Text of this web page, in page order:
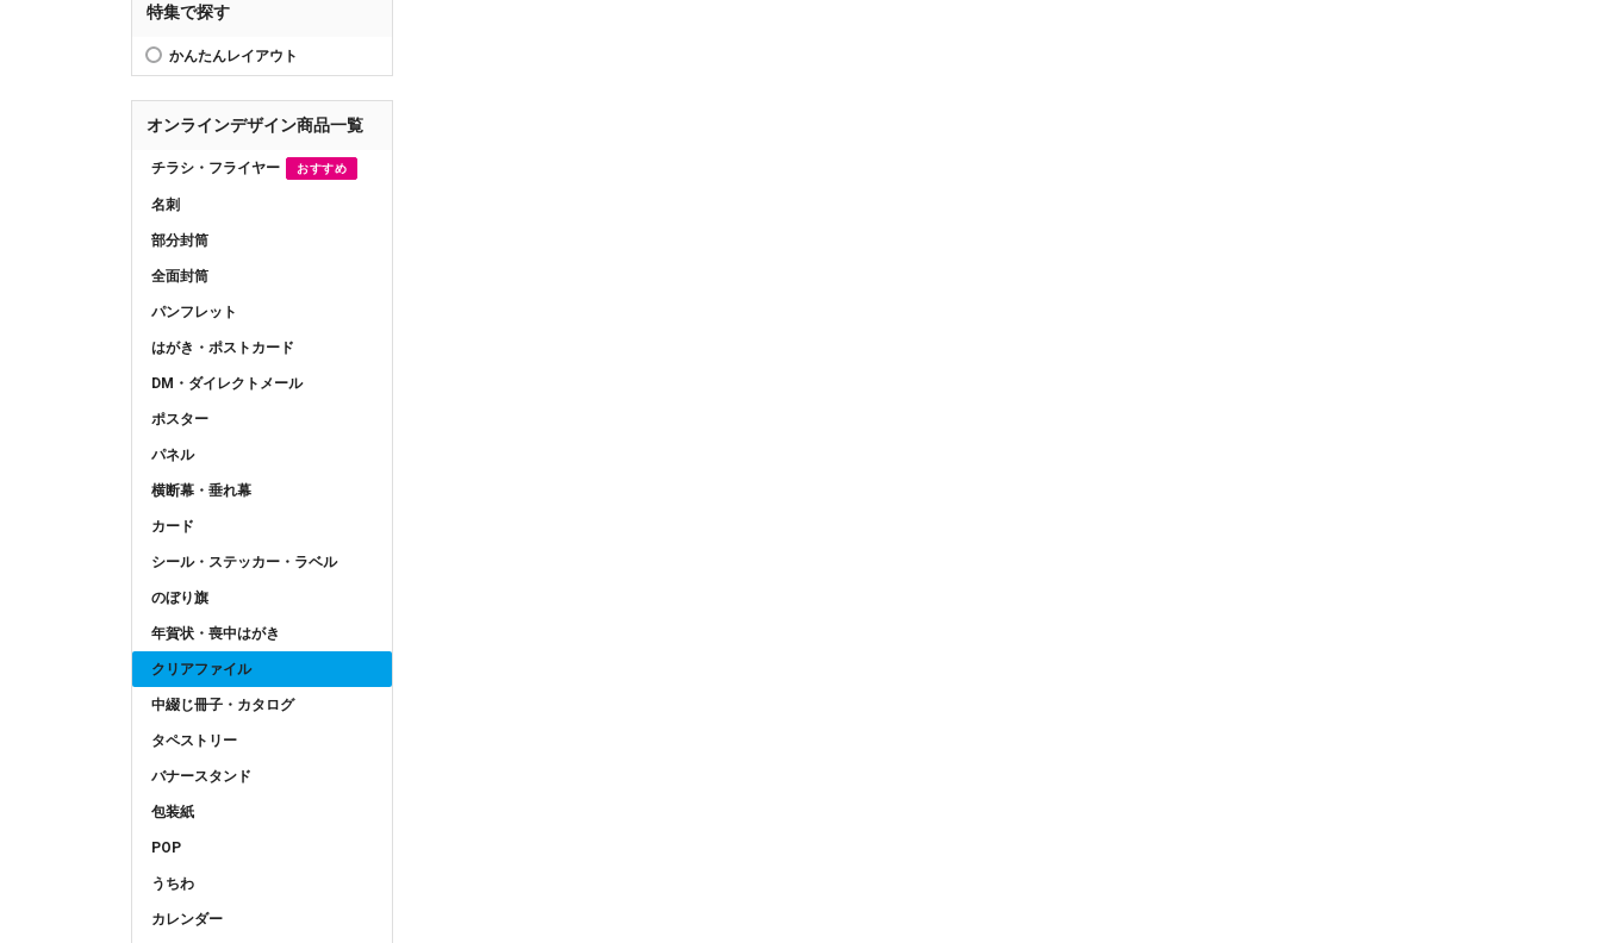
特集で探す
かんたんレイアウト
オンラインデザイン商品一覧
チラシ・フライヤー おすすめ
名刺
部分封筒
全面封筒
パンフレット
はがき・ポストカード
DM・ダイレクトメール
ポスター
パネル
横断幕・垂れ幕
カード
シール・ステッカー・ラベル
のぼり旗
年賀状・喪中はがき
クリアファイル
中綴じ冊子・カタログ
タペストリー
バナースタンド
包装紙
POP
うちわ
カレンダー